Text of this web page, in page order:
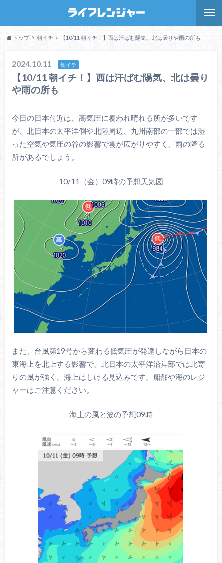
トップ 朝イチ 【10/11 朝イチ！】西は汗ばむ陽気、北は曇りや雨の所も
2024.10.11 朝イチ
【10/11 朝イチ！】西は汗ばむ陽気、北は曇り
や雨の所も
今日の日本付近は、高気圧に覆われ晴れる所が多いです
が、北日本の太平洋側や北陸周辺、九州南部の一部では湿
った空気や気圧の谷の影響で雲が広がりやすく、雨の降る
所があるでしょう。
10/11（金）09時の予想天気図
また、台風第19号から変わる低気圧が発達しながら日本の
東海上を北上する影響で、北日本の太平洋沿岸部では北寄
りの風が強く、海上はしける見込みです。船舶や海のレジ
ャーはご注意ください。
海上の風と波の予想09時